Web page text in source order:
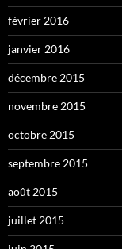
février 2016
janvier 2016
décembre 2015
novembre 2015
octobre 2015
septembre 2015
août 2015
juillet 2015